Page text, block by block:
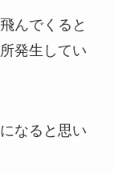
んでくると
発生してい
なると思い